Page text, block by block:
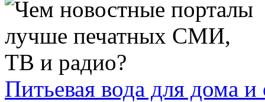
Питьевая вода для дома и